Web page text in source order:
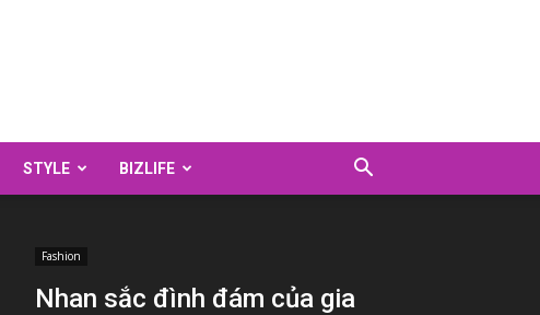
STYLE BIZLIFE
Fashion
Nhan sắc đình đám của gia